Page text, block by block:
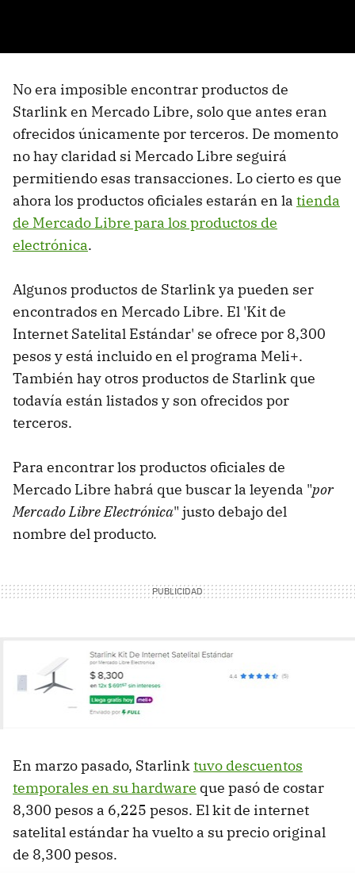
No era imposible encontrar productos de
Starlink en Mercado Libre, solo que antes eran
ofrecidos únicamente por terceros. De momento
no hay claridad si Mercado Libre seguirá
permitiendo esas transacciones. Lo cierto es que
ahora los productos oficiales estarán en la tienda
de Mercado Libre para los productos de
electrónica.
Algunos productos de Starlink ya pueden ser
encontrados en Mercado Libre. El 'Kit de
Internet Satelital Estándar' se ofrece por 8,300
pesos y está incluido en el programa Meli+.
También hay otros productos de Starlink que
todavía están listados y son ofrecidos por
terceros.
Para encontrar los productos oficiales de
Mercado Libre habrá que buscar la leyenda "por
Mercado Libre Electrónica" justo debajo del
nombre del producto.
En marzo pasado, Starlinktuvo descuentos
temporales en su hardware que pasó de costar
8,300 pesos a 6,225 pesos. El kit de internet
satelital estándar ha vuelto a su precio original
de 8,300 pesos.